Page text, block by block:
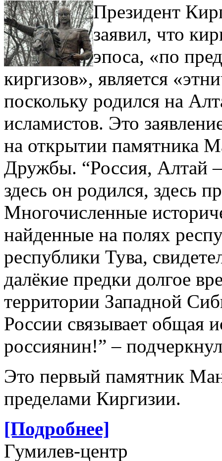
Президент
заявил, что
эпоса, «по
киргизов», является
поскольку родился на
исламистов. Это
на открытии памятника
Дружбы. “Россия, Алтай
здесь он родился, здесь
Многочисленные
найденные на полях
республики Тува,
далёкие предки долгое
территории Западной
России связывает общая
россиянин!” –
Это первый памятник
пределами Киргизии.
[Подробнее]
Гумилев-центр